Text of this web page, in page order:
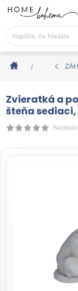
s
Domov
/
Zvieratká a
šteňa sediaci,